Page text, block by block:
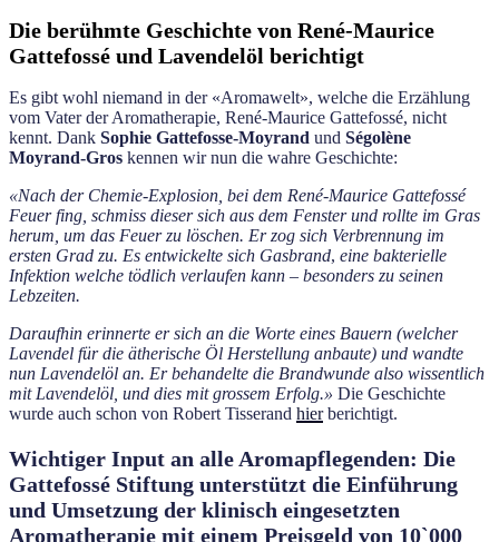
Die berühmte Geschichte von René-Maurice
Gattefossé und Lavendelöl berichtigt
Es gibt wohl niemand in der «Aromawelt», welche die Erzählung
vom Vater der Aromatherapie, René-Maurice Gattefossé, nicht
kennt. Dank Sophie Gattefosse-Moyrand und Ségolène
Moyrand-Gros kennen wir nun die wahre Geschichte:
«Nach der Chemie-Explosion, bei dem René-Maurice Gattefossé
Feuer fing, schmiss dieser sich aus dem Fenster und rollte im Gras
herum, um das Feuer zu löschen. Er zog sich Verbrennung im
ersten Grad zu. Es entwickelte sich Gasbrand, eine bakterielle
Infektion welche tödlich verlaufen kann – besonders zu seinen
Lebzeiten.
Daraufhin erinnerte er sich an die Worte eines Bauern (welcher
Lavendel für die ätherische Öl Herstellung anbaute) und wandte
nun Lavendelöl an. Er behandelte die Brandwunde also wissentlich
mit Lavendelöl, und dies mit grossem Erfolg.» Die Geschichte
wurde auch schon von Robert Tisserand hierberichtigt.
Wichtiger Input an alle Aromapflegenden: Die
Gattefossé Stiftung unterstützt die Einführung
und Umsetzung der klinisch eingesetzten
Aromatherapie mit einem Preisgeld von 10`000